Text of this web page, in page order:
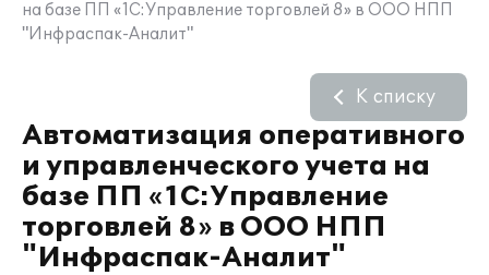
на базе ПП «1С:Управление торговлей 8» в ООО НПП
"Инфраспак-Аналит"
Автоматизация оперативного
и управленческого учета на
базе ПП «1С:Управление
торговлей 8» в ООО НПП
"Инфраспак-Аналит"
К списку